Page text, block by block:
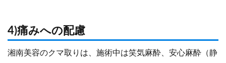
4)痛みへの配慮
湘南美容のクマ取りは、施術中は笑気麻酔、安心麻酔（静